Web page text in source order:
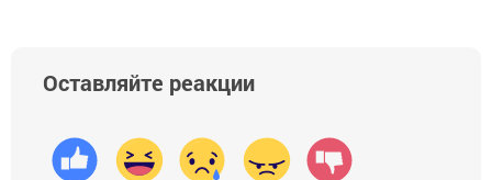
Оставляйте реакции